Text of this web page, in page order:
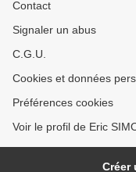
Contact
Signaler un abus
C.G.U.
Cookies et données
Préférences cookies
Voir le profil de Eric
Créer